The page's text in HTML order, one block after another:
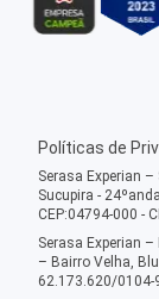
Políticas de
Serasa Experian
Sucupira -
CEP:04794-000 -
Serasa Experian
– Bairro Velha,
62.173.620/0104-